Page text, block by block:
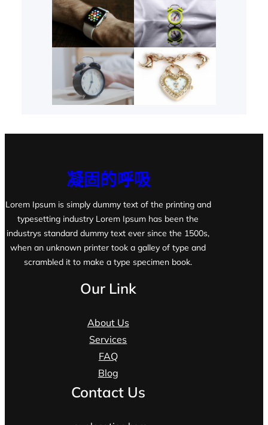
凝固的呼吸
Lorem Ipsum is simply dummy text of the printing and
typesetting industry Lorem Ipsum has been the
industrys standard dummy text ever since the 1500s,
when an unknown printer took a galley of type and
scrambled it to make a type specimen book.
Our Link
About Us
Services
FAQ
Blog
Contact Us